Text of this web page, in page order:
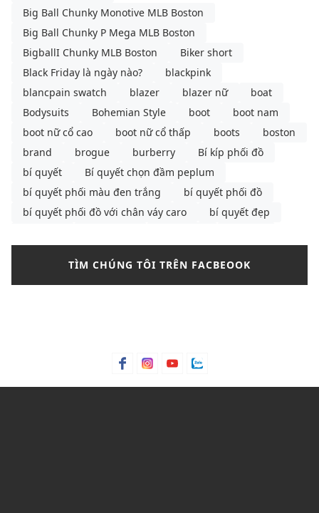
Big Ball Chunky Monotive MLB Boston
Big Ball Chunky P Mega MLB Boston
BigballI Chunky MLB Boston
Biker short
Black Friday là ngày nào?
blackpink
blancpain swatch
blazer blazer nữ
boat
Bodysuits
Bohemian Style boot
boot nam
boot nữ cổ cao
boot nữ cổ thấp boots
boston
brand
brogue burberry
Bí kíp phối đồ
bí quyết
Bí quyết chọn đầm peplum
bí quyết phối màu đen trắng
bí quyết phối đồ
bí quyết phối đồ với chân váy caro
bí quyết đẹp
bảng size quần tây nữ
Bột ngô Bột Talc
C&K
C&K Việt Nam Cacao
Calvin Klein
TÌM CHÚNG TÔI TRÊN FACBEOOK